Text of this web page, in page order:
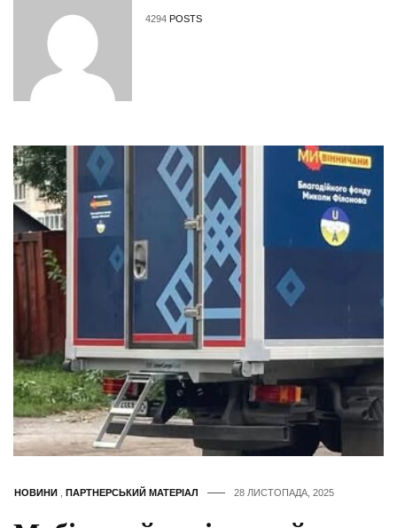
4294 POSTS
НОВИНИ ПАРТНЕРСЬКИЙ МАТЕРІАЛ 28 ЛИСТОПАДА, 2025